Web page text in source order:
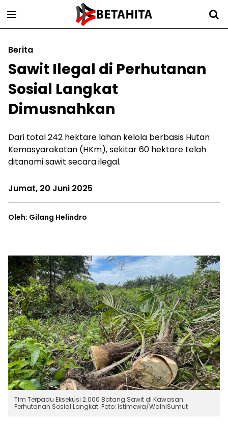
Berita
Sawit Ilegal di Perhutanan
Sosial Langkat
Dimusnahkan
Dari total 242 hektare lahan kelola berbasis Hutan
Kemasyarakatan (HKm), sekitar 60 hektare telah
ditanami sawit secara ilegal.
Jumat, 20 Juni 2025
Oleh: Gilang Helindro
Tim Terpadu Eksekusi 2.000 Batang Sawit di Kawasan
Perhutanan Sosial Langkat. Foto: Istimewa/WalhiSumut